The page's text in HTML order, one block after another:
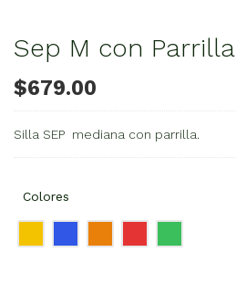
Sep M con Parrilla
$679.00
Silla SEP mediana con parrilla.
Colores